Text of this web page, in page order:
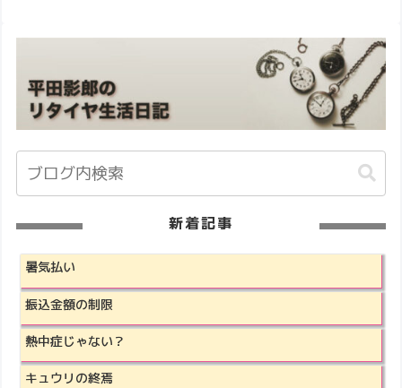
新着記事
暑気払い
振込金額の制限
熱中症じゃない？
キュウリの終焉